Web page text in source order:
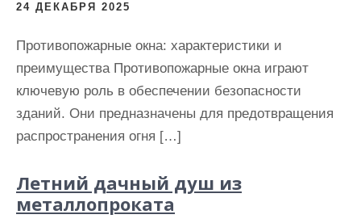
24 ДЕКАБРЯ 2025
Противопожарные окна: характеристики и
преимущества Противопожарные окна играют
ключевую роль в обеспечении безопасности
зданий. Они предназначены для предотвращения
распространения огня […]
Летний дачный душ из
металлопроката